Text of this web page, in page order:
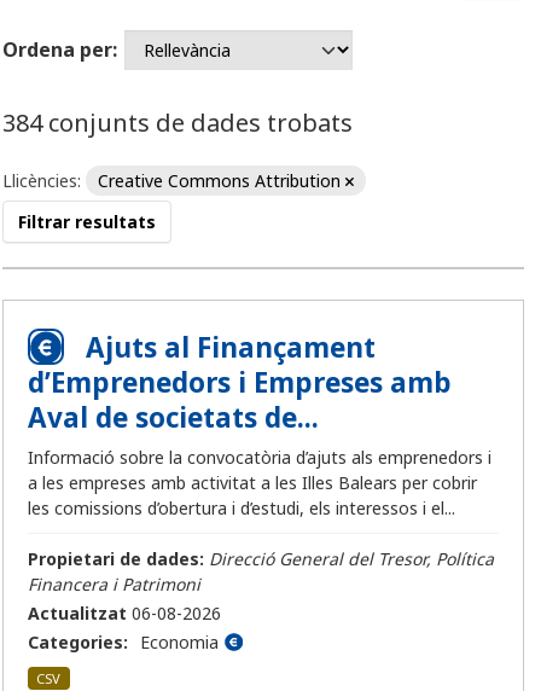
Ordena per
384 conjunts de dades trobats
Llicències:
Creative Commons Attribution
Filtrar resultats
Ajuts al Finançament
d’Emprenedors i Empreses amb
Aval de societats de...
Informació sobre la convocatòria d’ajuts als emprenedors i
a les empreses amb activitat a les Illes Balears per cobrir
les comissions d’obertura i d’estudi, els interessos i el...
Propietari de dades: Direcció General del Tresor, Política
Financera i Patrimoni
Actualitzat 06-08-2026
Categories:
Economia
CSV